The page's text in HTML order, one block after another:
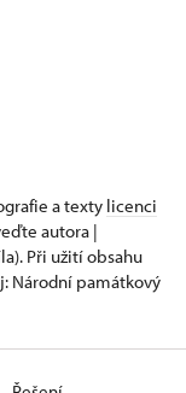
a texty licenci
autora |
Při užití obsahu
Národní památkový